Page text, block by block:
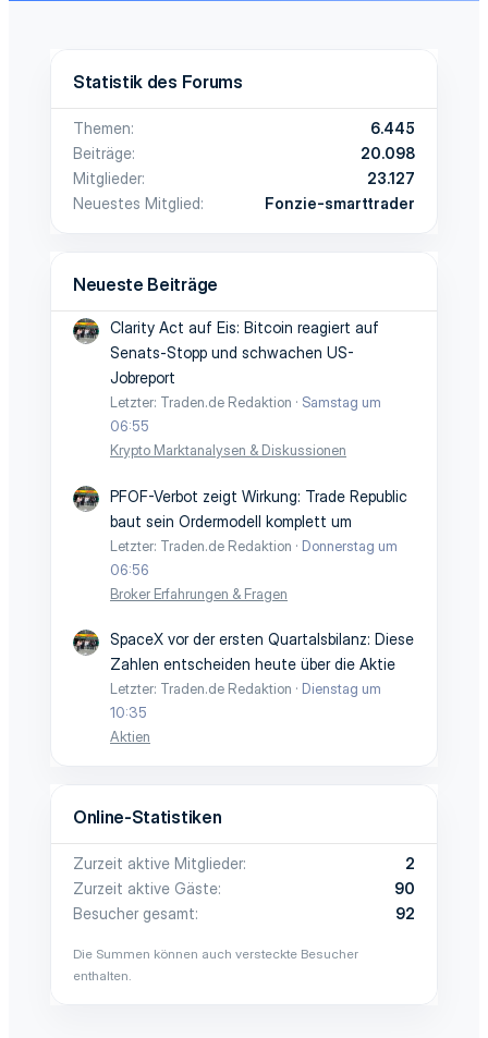
Statistik des Forums
Themen
6.445
Beiträge
20.098
Mitglieder
23.127
Neuestes Mitglied
Fonzie-smarttrader
Neueste Beiträge
Clarity Act auf Eis: Bitcoin reagiert auf
Senats-Stopp und schwachen US-
Jobreport
Letzter: Traden.de Redaktion
Samstag um
06:55
Krypto Marktanalysen & Diskussionen
PFOF-Verbot zeigt Wirkung: Trade Republic
baut sein Ordermodell komplett um
Letzter: Traden.de Redaktion
Donnerstag um
06:56
Broker Erfahrungen & Fragen
SpaceX vor der ersten Quartalsbilanz: Diese
Zahlen entscheiden heute über die Aktie
Letzter: Traden.de Redaktion
Dienstag um
10:35
Aktien
Online-Statistiken
Zurzeit aktive Mitglieder
2
Zurzeit aktive Gäste
90
Besucher gesamt
92
Die Summen können auch versteckte Besucher
enthalten.